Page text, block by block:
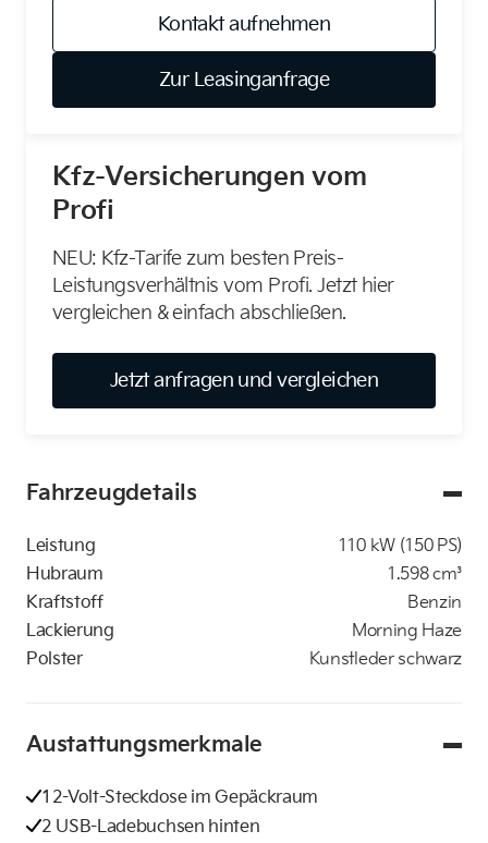
Kontakt aufnehmen
Zur Leasinganfrage
Kfz-Versicherungen vom
Profi
NEU: Kfz-Tarife zum besten Preis-
Leistungsverhältnis vom Profi. Jetzt hier
vergleichen & einfach abschließen.
Jetzt anfragen und vergleichen
Fahrzeugdetails
Leistung
110 kW (150 PS)
Hubraum
1.598 cm³
Kraftstoff
Benzin
Lackierung
Morning Haze
Polster
Kunstleder schwarz
Austattungsmerkmale
12-Volt-Steckdose im Gepäckraum
2 USB-Ladebuchsen hinten